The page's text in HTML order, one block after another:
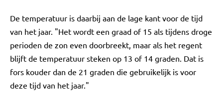
De temperatuur is daarbij aan de lage kant voor de tijd
van het jaar. "Het wordt een graad of 15 als tijdens droge
perioden de zon even doorbreekt, maar als het regent
blijft de temperatuur steken op 13 of 14 graden. Dat is
fors kouder dan de 21 graden die gebruikelijk is voor
deze tijd van het jaar."